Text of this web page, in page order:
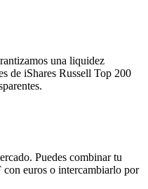
una liquidez
de iShares Russell Top 200
Puedes combinar tu
euros o intercambiarlo por